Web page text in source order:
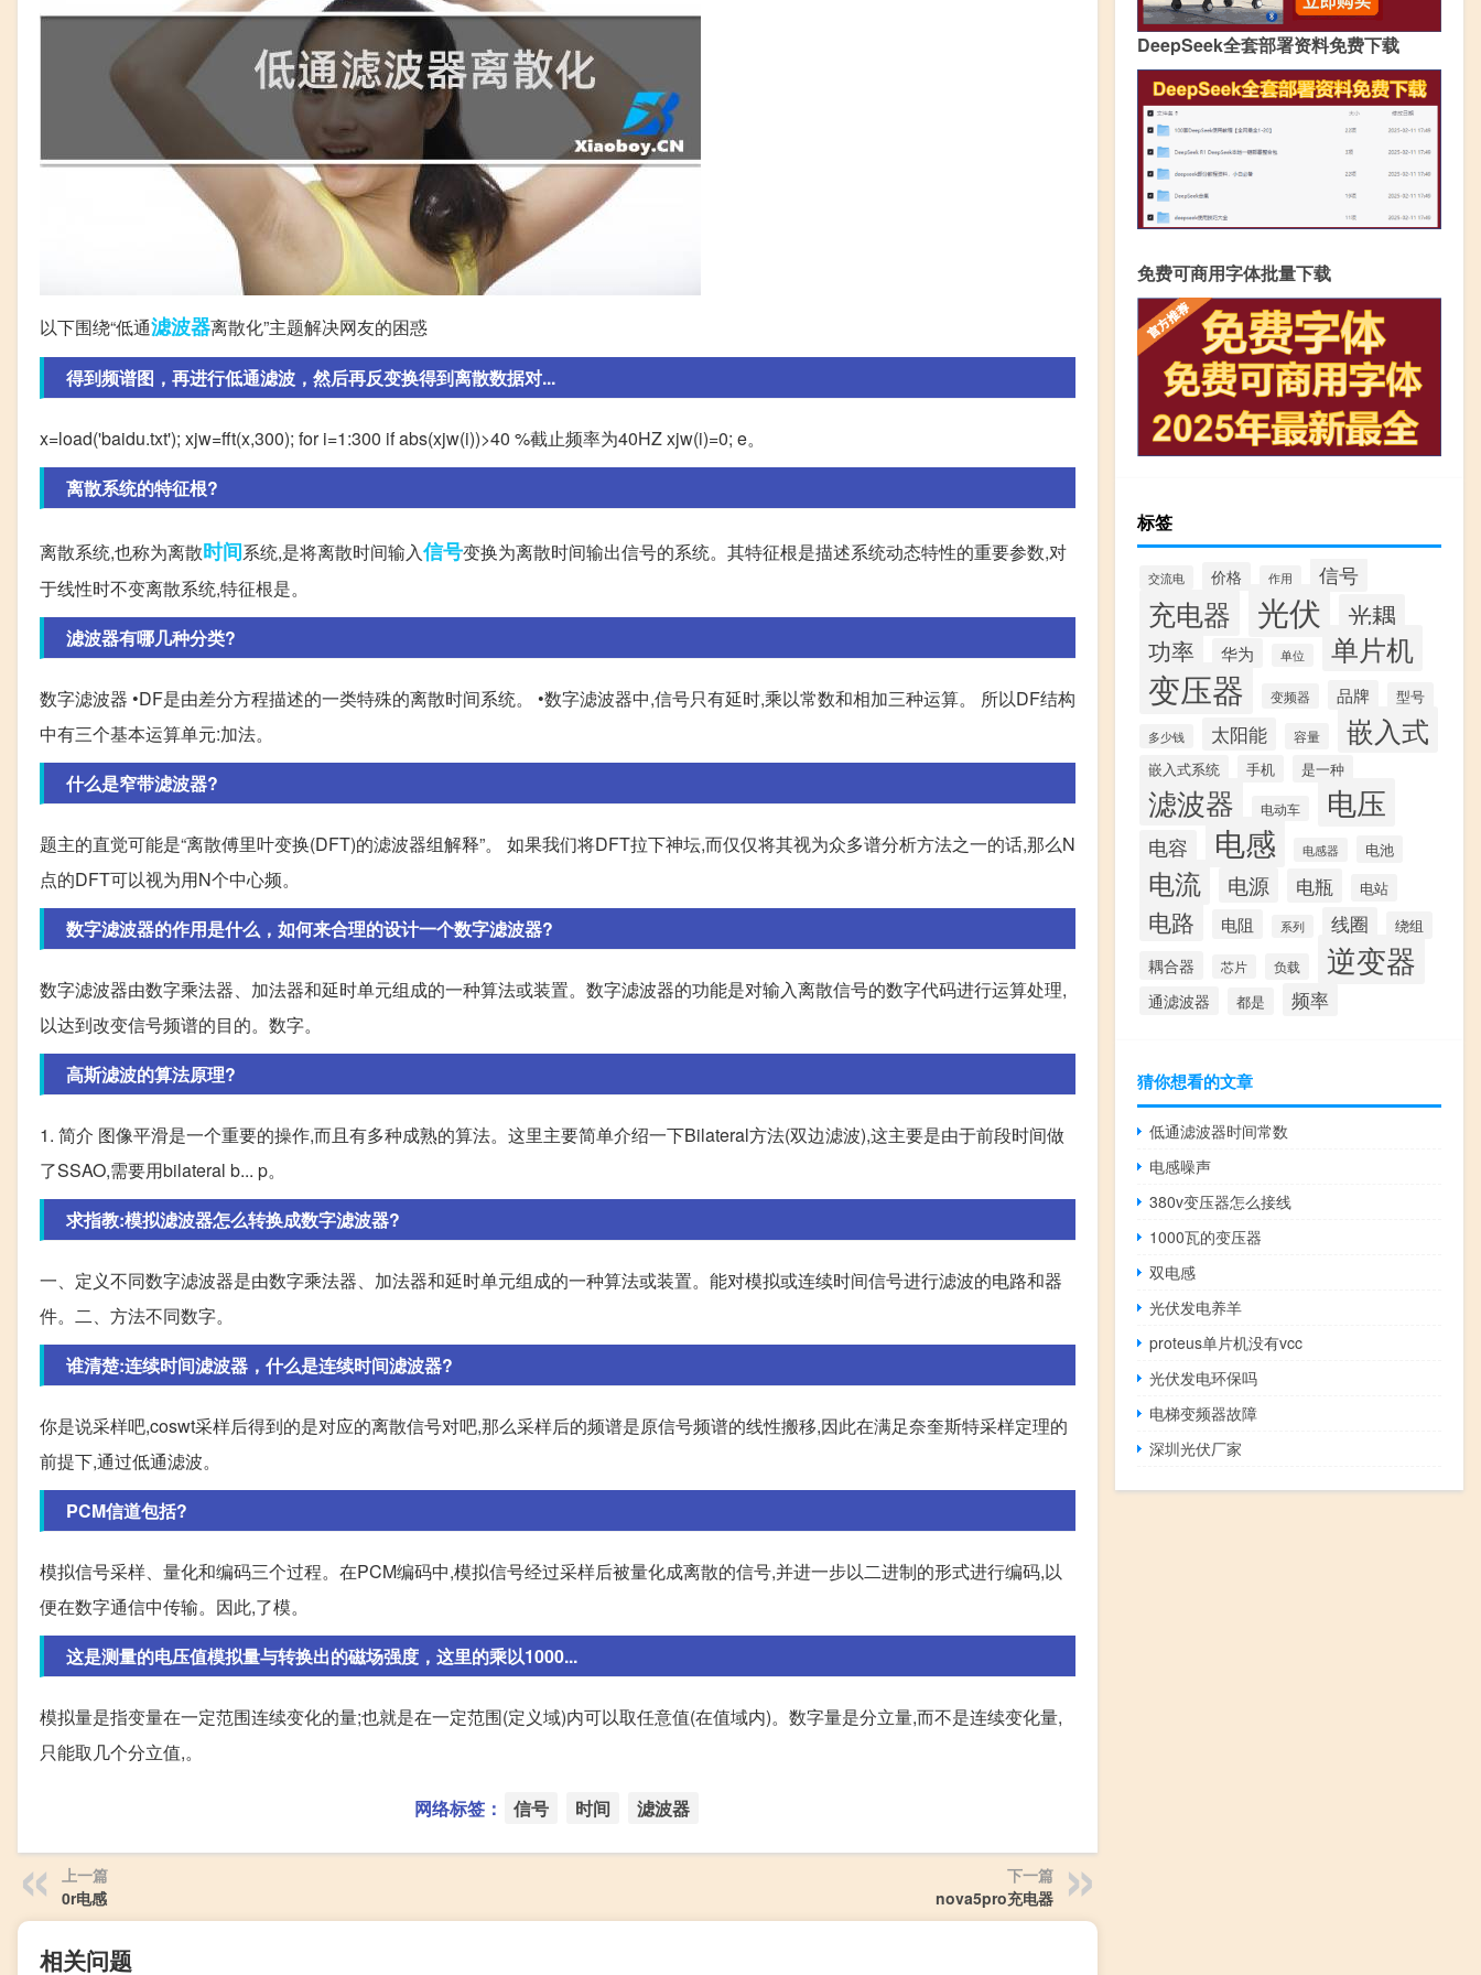
以下围绕“低通滤波器离散化”主题解决网友的困惑
得到频谱图，再进行低通滤波，然后再反变换得到离散数据对...
x=load('baidu.txt'); xjw=fft(x,300); for i=1:300 if abs(xjw(i))>40 %截止频率为40HZ xjw(i)=0; e。
离散系统的特征根?
离散系统,也称为离散时间系统,是将离散时间输入信号变换为离散时间输出信号的系统。其特征根是描述系统动态特性的重要参数,对
于线性时不变离散系统,特征根是。
滤波器有哪几种分类?
数字滤波器 •DF是由差分方程描述的一类特殊的离散时间系统。 •数字滤波器中,信号只有延时,乘以常数和相加三种运算。 所以DF结构
中有三个基本运算单元:加法。
什么是窄带滤波器?
题主的直觉可能是“离散傅里叶变换(DFT)的滤波器组解释”。 如果我们将DFT拉下神坛,而仅仅将其视为众多谱分析方法之一的话,那么N
点的DFT可以视为用N个中心频。
数字滤波器的作用是什么，如何来合理的设计一个数字滤波器?
数字滤波器由数字乘法器、加法器和延时单元组成的一种算法或装置。数字滤波器的功能是对输入离散信号的数字代码进行运算处理,
以达到改变信号频谱的目的。数字。
高斯滤波的算法原理?
1. 简介 图像平滑是一个重要的操作,而且有多种成熟的算法。这里主要简单介绍一下Bilateral方法(双边滤波),这主要是由于前段时间做
了SSAO,需要用bilateral b... p。
求指教:模拟滤波器怎么转换成数字滤波器?
一、定义不同数字滤波器是由数字乘法器、加法器和延时单元组成的一种算法或装置。能对模拟或连续时间信号进行滤波的电路和器
件。二、方法不同数字。
谁清楚:连续时间滤波器，什么是连续时间滤波器?
你是说采样吧,coswt采样后得到的是对应的离散信号对吧,那么采样后的频谱是原信号频谱的线性搬移,因此在满足奈奎斯特采样定理的
前提下,通过低通滤波。
PCM信道包括?
模拟信号采样、量化和编码三个过程。在PCM编码中,模拟信号经过采样后被量化成离散的信号,并进一步以二进制的形式进行编码,以
便在数字通信中传输。因此,了模。
这是测量的电压值模拟量与转换出的磁场强度，这里的乘以1000...
模拟量是指变量在一定范围连续变化的量;也就是在一定范围(定义域)内可以取任意值(在值域内)。数字量是分立量,而不是连续变化量,
只能取几个分立值,。
网络标签： 信号 时间 滤波器
上一篇
0r电感
下一篇
nova5pro充电器
相关问题
DeepSeek全套部署资料免费下载
免费可商用字体批量下载
标签
交流电 价格 作用 信号
充电器 光伏
光耦
功率
华为 单位 单片机
变压器 变频器 品牌 型号
多少钱 太阳能 容量 嵌入式
嵌入式系统 手机 是一种
滤波器 电动车 电压
电容 电感 电感器 电池
电流 电源 电瓶 电站
电路 电阻 系列 线圈 绕组
耦合器 芯片 负载 逆变器
通滤波器 都是 频率
猜你想看的文章
低通滤波器时间常数
电感噪声
380v变压器怎么接线
1000瓦的变压器
双电感
光伏发电养羊
proteus单片机没有vcc
光伏发电环保吗
电梯变频器故障
深圳光伏厂家